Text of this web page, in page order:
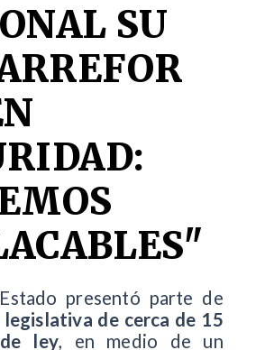
SU
presentó parte de
legislativa de cerca de 15
ley, en medio de un